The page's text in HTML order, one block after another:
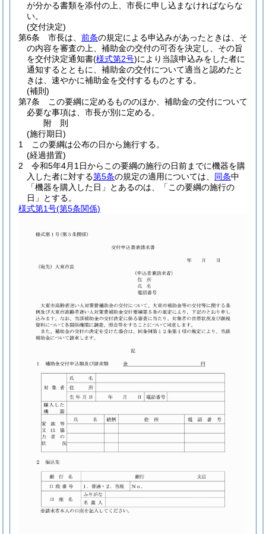
が分かる書類を添付の上、市長に申し込まなければならな
い。
(交付決定)
第6条
市長は、 前条の規定による申込みがあったときは、そ
の内容を審査の上、補助金の交付の可否を決定し、その旨
を交付決定通知書(様式第2号)により当該申込みをした者に
通知するとともに、補助金の交付について適当と認めたと
きは、速やかに補助金を交付するものとする。
(補則)
第7条
この要綱に定めるもののほか、補助金の交付について
必要な事項は、市長が別に定める。
附 則
(施行期日)
1
この要綱は公布の日から施行する。
(経過措置)
2
令和5年4月1日からこの要綱の施行の日前までに機器を購
入した者に対する第5条の規定の適用については、 同条中
「機器を購入した日」とあるのは、「この要綱の施行の
日」とする。
様式第1号(第5条関係)